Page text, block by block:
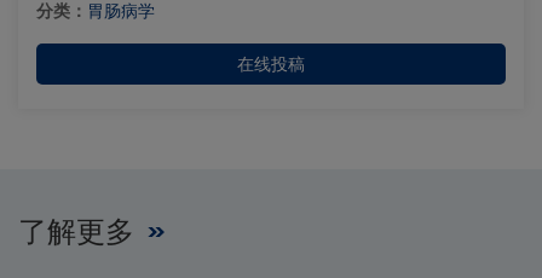
分类： 胃肠病学
在线投稿
了解更多